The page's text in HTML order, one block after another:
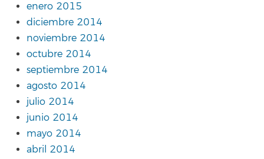
enero 2015
diciembre 2014
noviembre 2014
octubre 2014
septiembre 2014
agosto 2014
julio 2014
junio 2014
mayo 2014
abril 2014